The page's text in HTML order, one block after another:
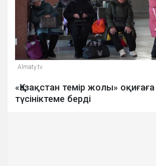
Almaty.tv
«Қазақстан темір жолы»
түсініктеме берді